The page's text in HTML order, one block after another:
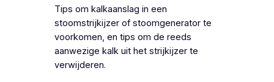
Tips om kalkaanslag in een
stoomstrijkijzer of stoomgenerator te
voorkomen, en tips om de reeds
aanwezige kalk uit het strijkijzer te
verwijderen.